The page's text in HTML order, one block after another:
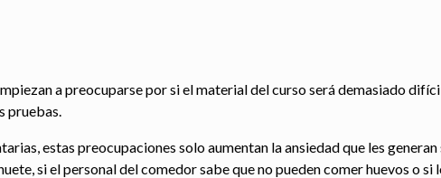
a preocuparse por si el material del curso será demasiado
pruebas.
estas preocupaciones solo aumentan la ansiedad que les
si el personal del comedor sabe que no pueden comer huevos o si